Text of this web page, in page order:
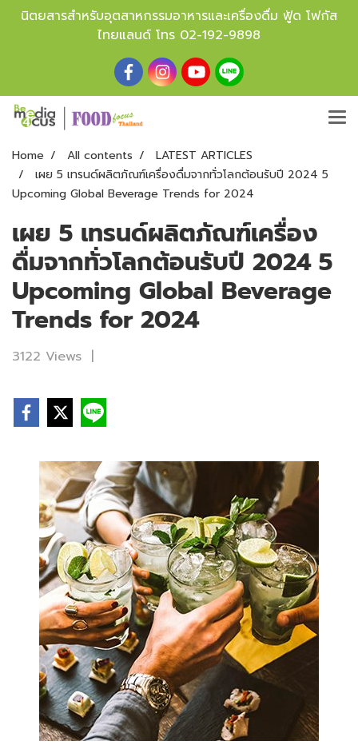
นิตยสารสำหรับอุตสาหกรรมอาหารและเครื่องดื่ม ฟู้ด โฟกัส
ไทยแลนด์ โทร 02-192-9898
Home All contents
LATEST ARTICLES
เผย 5 เทรนด์ผลิตภัณฑ์เครื่องดื่มจากทั่วโลกต้อนรับปี 2024 5
Upcoming Global Beverage Trends for 2024
เผย 5 เทรนด์ผลิตภัณฑ์เครื่อง
ดื่มจากทั่วโลกต้อนรับปี 2024 5
Upcoming Global Beverage
Trends for 2024
3122 Views |